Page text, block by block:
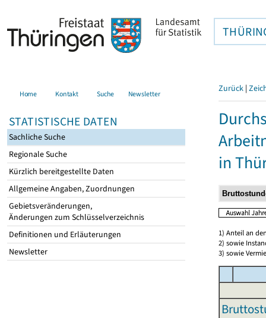
Home Kontakt Suche Newsletter
STATISTISCHE DATEN
Sachliche Suche
Regionale Suche
Kürzlich bereitgestellte Daten
Allgemeine Angaben, Zuordnungen
Gebietsveränderungen,
Änderungen zum Schlüsselverzeichnis
Definitionen und Erläuterungen
Newsletter
Zurück |
in
1) Anteil an
2) sowie
3) sowie